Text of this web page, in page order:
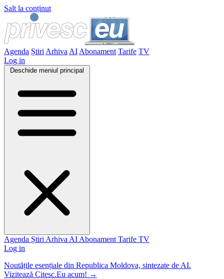
Salt la conținut
Agenda Știri Arhiva AI Abonament Tarife TV
Log in
Deschide meniul principal
Agenda Știri Arhiva AI Abonament Tarife TV
Log in
Noutățile esențiale din Republica Moldova, sintezate de AI.
Vizitează Citesc.Eu acum! →